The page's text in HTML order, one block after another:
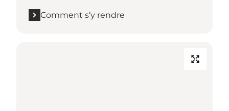
Comment s’y rendre